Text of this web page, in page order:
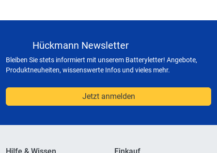
Hückmann Newsletter
Bleiben Sie stets informiert mit unserem Batteryletter! Angebote,
Produktneuheiten, wissenswerte Infos und vieles mehr.
Jetzt anmelden